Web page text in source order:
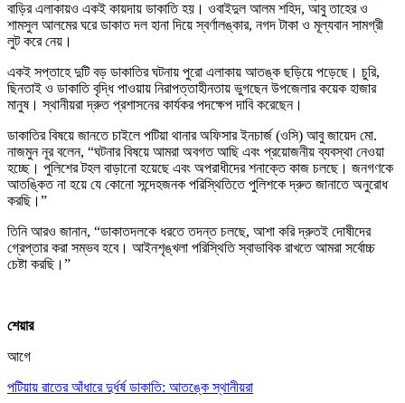
বাড়ির এলাকায়ও একই কায়দায় ডাকাতি হয়। ওবাইদুল আলম শহিদ, আবু তাহের ও
শামসুল আলমের ঘরে ডাকাত দল হানা দিয়ে স্বর্ণালঙ্কার, নগদ টাকা ও মূল্যবান সামগ্রী
লুট করে নেয়।
একই সপ্তাহে দুটি বড় ডাকাতির ঘটনায় পুরো এলাকায় আতঙ্ক ছড়িয়ে পড়েছে। চুরি,
ছিনতাই ও ডাকাতি বৃদ্ধি পাওয়ায় নিরাপত্তাহীনতায় ভুগছেন উপজেলার কয়েক হাজার
মানুষ। স্থানীয়রা দ্রুত প্রশাসনের কার্যকর পদক্ষেপ দাবি করেছেন।
ডাকাতির বিষয়ে জানতে চাইলে পটিয়া থানার অফিসার ইনচার্জ (ওসি) আবু জায়েদ মো.
নাজমুন নূর বলেন, “ঘটনার বিষয়ে আমরা অবগত আছি এবং প্রয়োজনীয় ব্যবস্থা নেওয়া
হচ্ছে। পুলিশের টহল বাড়ানো হয়েছে এবং অপরাধীদের শনাক্তে কাজ চলছে। জনগণকে
আতঙ্কিত না হয়ে যে কোনো সন্দেহজনক পরিস্থিতিতে পুলিশকে দ্রুত জানাতে অনুরোধ
করছি।”
তিনি আরও জানান, “ডাকাতদলকে ধরতে তদন্ত চলছে, আশা করি দ্রুতই দোষীদের
গ্রেপ্তার করা সম্ভব হবে। আইনশৃঙ্খলা পরিস্থিতি স্বাভাবিক রাখতে আমরা সর্বোচ্চ
চেষ্টা করছি।”
শেয়ার
আগে
পটিয়ায় রাতের আঁধারে দুর্ধর্ষ ডাকাতি: আতঙ্কে স্থানীয়রা